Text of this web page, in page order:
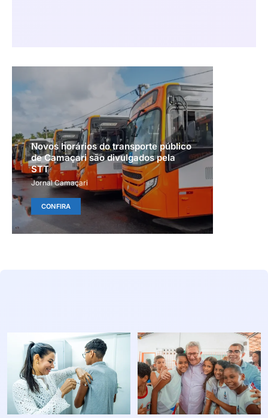
Novos horários do transporte público
de Camaçari são divulgados pela
STT
Jornal Camaçari
CONFIRA